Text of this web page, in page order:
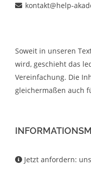
kontakt@help-
Soweit in unseren
wird, geschieht das
Vereinfachung. Die
gleichermaßen auch
Jetzt anfordern: